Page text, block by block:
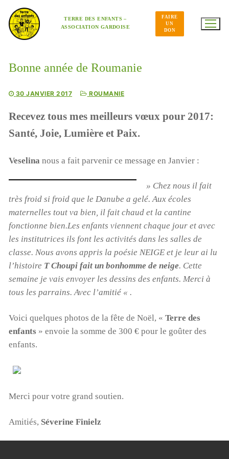
contenu
TERRE DES ENFANTS –
ASSOCIATION GARDOISE
FAIRE
UN
DON
Bonne année de Roumanie
30 JANVIER 2017 ROUMANIE
Recevez tous mes meilleurs vœux pour 2017:
Santé, Joie, Lumière et Paix.
Veselina nous a fait parvenir ce message en Janvier :
» Chez nous il fait
très froid si froid que le Danube a gelé. Aux écoles
maternelles tout va bien, il fait chaud et la cantine
fonctionne bien.Les enfants viennent chaque jour et avec
les institutrices ils font les activités dans les salles de
classe. Nous avons appris la poésie NEIGE et je leur ai lu
l’histoire T Choupi fait un bonhomme de neige. Cette
semaine je vais envoyer les dessins des enfants. Merci à
tous les parrains. Avec l’amitié « .
Voici quelques photos de la fête de Noël, « Terre des
enfants» envoie la somme de 300 € pour le goûter des
enfants.
Merci pour votre grand soutien.
Amitiés, Séverine Finielz